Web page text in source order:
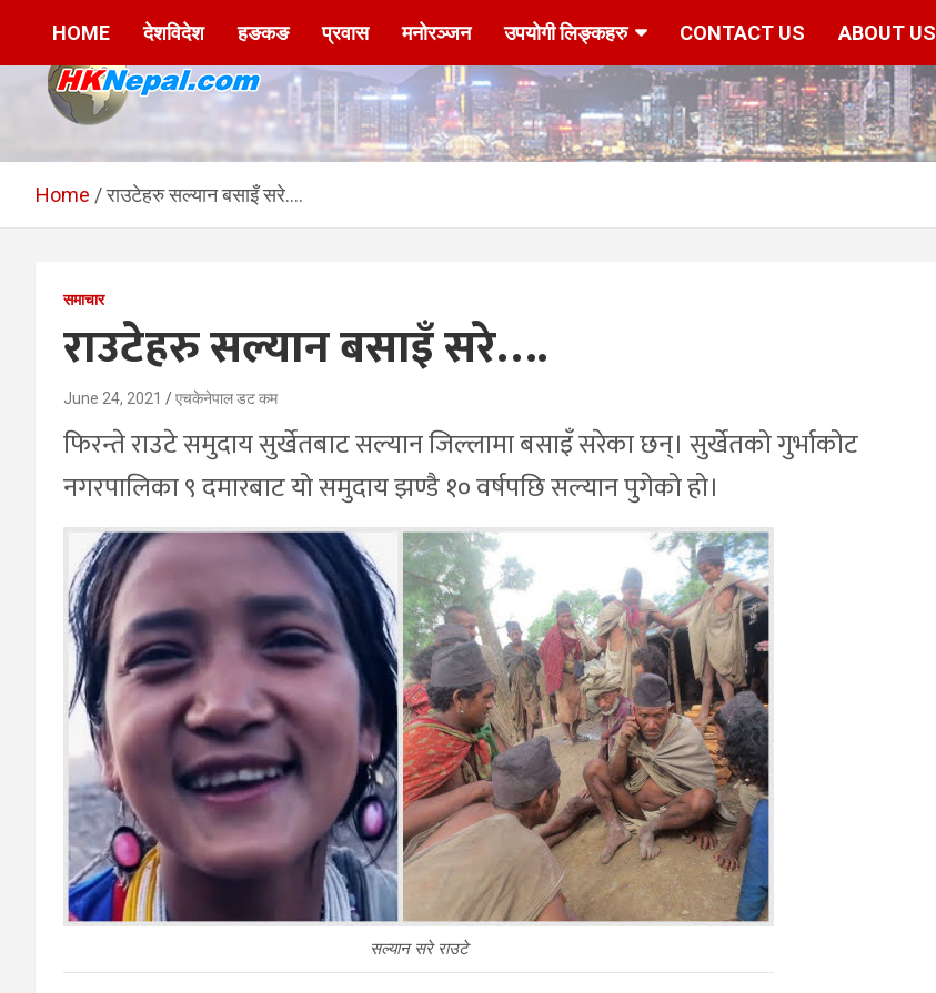
HKNepal.com –
हङकङबाट सञ्चालित पहिलो
hknepal, hknepal.com, hk nepal, hk nepal com
HOME देशविदेश हङकङ प्रवास मनोरञ्जन उपयोगी लिङ्कहरु CONTACT US ABOUT US
Home राउटेहरु सल्यान बसाइँ सरे….
समाचार
राउटेहरु सल्यान बसाइँ सरे….
June 24, 2021 एचकेनेपाल डट कम
फिरन्ते राउटे समुदाय सुर्खेतबाट सल्यान जिल्लामा बसाइँ सरेका छन्। सुर्खेतको गुर्भाकोट
नगरपालिका ९ दमारबाट यो समुदाय झण्डै १० वर्षपछि सल्यान पुगेको हो।
सल्यान सरे राउटे